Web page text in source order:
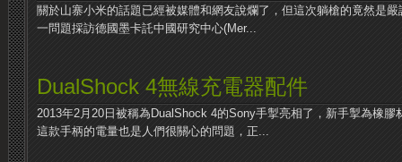
關於山寨小米的話題已經被媒體和網友說爛了，但這次躺槍的竟然是
一問題採訪德國墨卡託中國研究中心(Mer...
DualShock 4無線充電器配件
2013年2月20日被稱為DualShock 4的Sony手掣亮相了，新手掣為橡膠
這款手柄的電量也是人們很關心的問題，正...